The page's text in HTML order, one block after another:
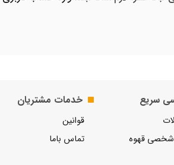
سریع
شخصی قهوه
خدمات مشتریان
قوانین
تماس باما